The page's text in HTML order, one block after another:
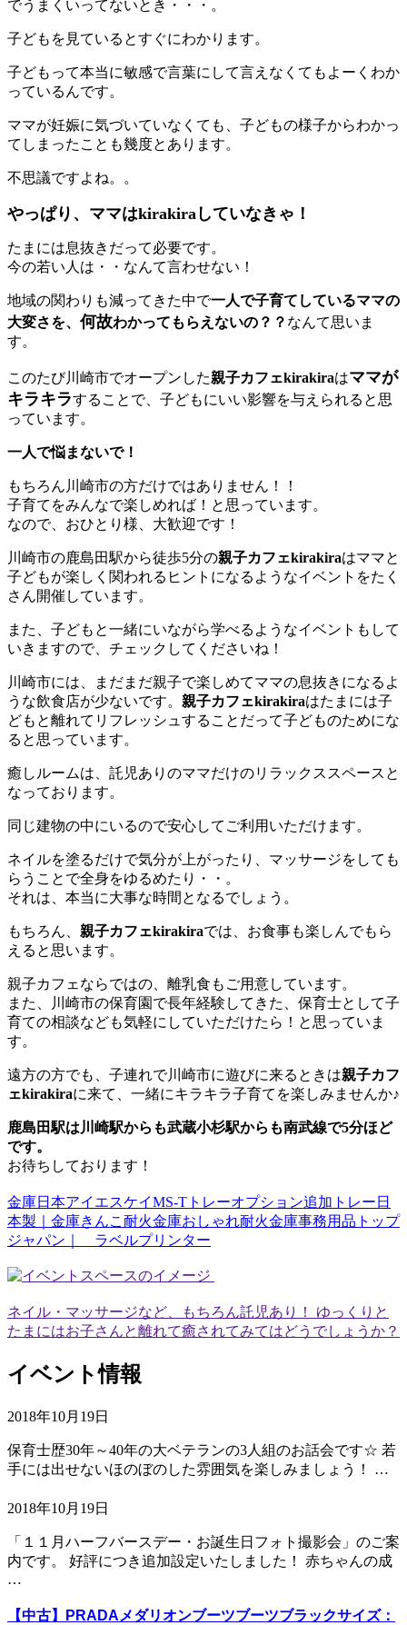
でうまくいってないとき・・・。
子どもを見ているとすぐにわかります。
子どもって本当に敏感で言葉にして言えなくてもよーくわか
っているんです。
ママが妊娠に気づいていなくても、子どもの様子からわかっ
てしまったことも幾度とあります。
不思議ですよね。。
やっぱり、ママはkirakiraしていなきゃ！
たまには息抜きだって必要です。
今の若い人は・・なんて言わせない！
地域の関わりも減ってきた中で一人で子育てしているママの
大変さを、 何故わかってもらえないの？？ なんて思いま
す。
このたび川崎市でオープンした親子カフェkirakiraはママが
キラキラすることで、子どもにいい影響を与えられると思
っています。
一人で悩まないで！
もちろん川崎市の方だけではありません！！
子育てをみんなで楽しめれば！と思っています。
なので、おひとり様、大歓迎です！
川崎市の鹿島田駅から徒歩5分の親子カフェkirakiraはママと
子どもが楽しく関われるヒントになるようなイベントをたく
さん開催しています。
また、子どもと一緒にいながら学べるようなイベントもして
いきますので、チェックしてくださいね！
川崎市には、まだまだ親子で楽しめてママの息抜きになるよ
うな飲食店が少ないです。 親子カフェkirakiraはたまには子
どもと離れてリフレッシュすることだって子どものためにな
ると思っています。
癒しルームは、託児ありのママだけのリラックススペースと
なっております。
同じ建物の中にいるので安心してご利用いただけます。
ネイルを塗るだけで気分が上がったり、マッサージをしても
らうことで全身をゆるめたり・・。
それは、本当に大事な時間となるでしょう。
もちろん、 親子カフェkirakiraでは、お食事も楽しんでもら
えると思います。
親子カフェならではの、離乳食もご用意しています。
また、川崎市の保育園で長年経験してきた、保育士として子
育ての相談なども気軽にしていただけたら！と思っていま
す。
遠方の方でも、子連れで川崎市に遊びに来るときは親子カフ
ェkirakiraに来て、一緒にキラキラ子育てを楽しみませんか♪
鹿島田駅は川崎駅からも武蔵小杉駅からも南武線で5分ほど
です。
お待ちしております！
金庫日本アイエスケイMS-Tトレーオプション追加トレー日
本製｜金庫きんこ耐火金庫おしゃれ耐火金庫事務用品トップ
ジャパン｜ ラベルプリンター
ネイル・マッサージなど、もちろん託児あり！ ゆっくりと
たまにはお子さんと離れて癒されてみてはどうでしょうか？
イベント情報
2018年10月19日
保育士歴30年～40年の大ベテランの3人組のお話会です☆ 若
手には出せないほのぼのした雰囲気を楽しみましょう！ …
2018年10月19日
「１１月ハーフバースデー・お誕生日フォト撮影会」のご案
内です。 好評につき追加設定いたしました！ 赤ちゃんの成
…
【中古】PRADAメダリオンブーツブーツブラックサイズ：